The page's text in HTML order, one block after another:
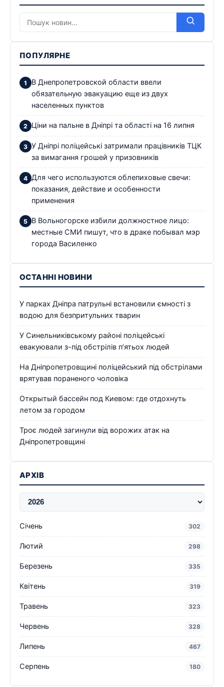
ПОПУЛЯРНЕ
В Днепропетровской области ввели
обязательную эвакуацию еще из двух
населенных пунктов
Ціни на пальне в Дніпрі та області на 16 липня
У Дніпрі поліцейські затримали працівників ТЦК
за вимагання грошей у призовників
Для чего используются облепиховые свечи:
показания, действие и особенности
применения
В Вольногорске избили должностное лицо:
местные СМИ пишут, что в драке побывал мэр
города Василенко
ОСТАННІ НОВИНИ
У парках Дніпра патрульні встановили ємності з
водою для безпритульних тварин
У Синельниківському районі поліцейські
евакуювали з-під обстрілів п’ятьох людей
На Дніпропетровщині поліцейський під обстрілами
врятував пораненого чоловіка
Открытый бассейн под Киевом: где отдохнуть
летом за городом
Троє людей загинули від ворожих атак на
Дніпропетровщині
АРХІВ
Січень 302
Лютий 298
Березень 335
Квітень 319
Травень 323
Червень 328
Липень 467
Серпень 180